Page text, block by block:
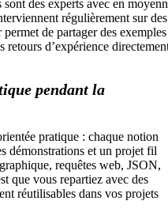
des experts avec en
régulièrement sur des
de partager des exemples
retours d’expérience
pendant la
pratique : chaque notion
démonstrations et un projet fil
requêtes web, JSON,
que vous repartiez avec des
réutilisables dans vos projets